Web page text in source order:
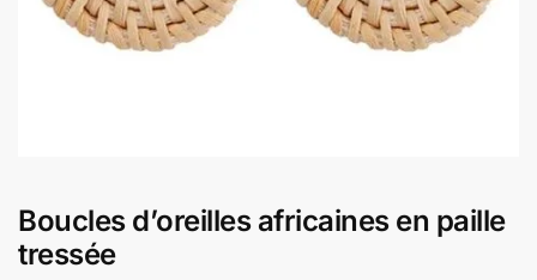
Boucles d’oreilles africaines en paille
tressée